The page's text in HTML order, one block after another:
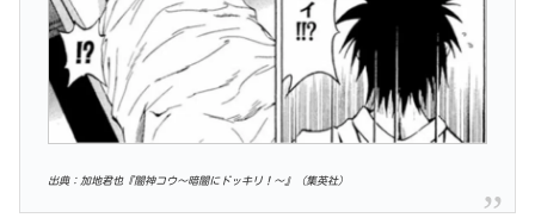
出典：加地君也『闇神コウ〜暗闇にドッキリ！〜』（集英社）